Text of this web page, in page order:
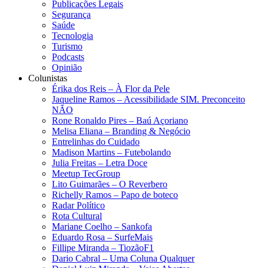
Publicações Legais
Segurança
Saúde
Tecnologia
Turismo
Podcasts
Opinião
Colunistas
Érika dos Reis​ – À Flor da Pele
Jaqueline Ramos – Acessibilidade SIM. Preconceito
NÃO
Rone Ronaldo Pires – Baú Açoriano
Melisa Eliana – Branding & Negócio
Entrelinhas do Cuidado
Madison Martins – Futebolando
Julia Freitas​ – Letra Doce
Meetup TecGroup
Lito Guimarães – O Reverbero
Richelly Ramos​ – Papo de boteco
Radar Político
Rota Cultural
Mariane Coelho – Sankofa
Eduardo Rosa​ – SurfeMais
Fillipe Miranda – TiozãoF1
Dario Cabral – Uma Coluna Qualquer